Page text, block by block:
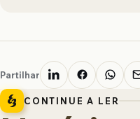
Partilhar
CONTINUE A LER